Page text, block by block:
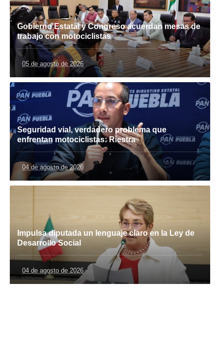
Gobierno Estatal y Congreso acuerdan mesas de
trabajo con motociclistas
05 de agosto de 2026
Seguridad vial, verdadero problema que
enfrentan motociclistas: Riestra
04 de agosto de 2026
Impulsa diputada un lenguaje claro en la Ley de
Desarrollo Social
04 de agosto de 2026